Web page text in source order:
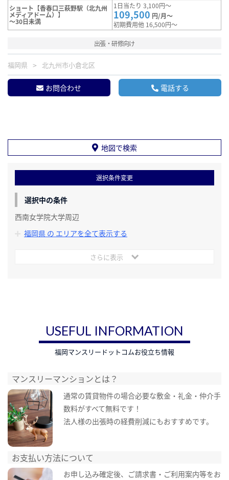
ショート【香春口三萩野駅（北九州
メディアドーム）】
～30日未満
1日当たり 3,100円～
109,500 円/月～
初期費用他 16,500円～
出張・研修向け
福岡県 北九州市小倉北区
お問合わせ 電話する
地図で検索
選択条件変更
選択中の条件
西南女学院大学周辺
福岡県 の エリアを全て表示する
さらに表示
USEFUL INFORMATION
福岡マンスリードットコムお役立ち情報
マンスリーマンションとは？
通常の賃貸物件の場合必要な敷金・礼金・仲介手
数料がすべて無料です！
法人様の出張時の経費削減にもおすすめです。
お支払い方法について
お申し込み確定後、ご請求書・ご利用案内等をお